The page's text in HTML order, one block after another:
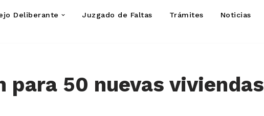
Deliberante Juzgado de Faltas Trámites Noticias
para 50 nuevas viviendas